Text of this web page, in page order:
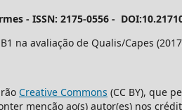
- ISSN: 2175-0556 -
na avaliação de Qualis/Capes
Creative Commons (CC BY), que
menção ao(s) autor(es) nos